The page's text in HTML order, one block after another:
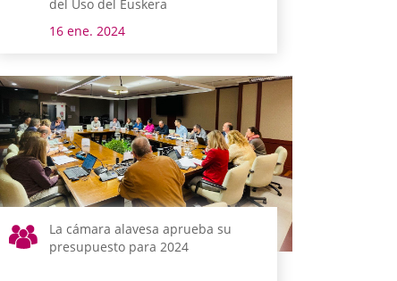
del Uso del Euskera
16 ene. 2024
La cámara alavesa aprueba su
presupuesto para 2024